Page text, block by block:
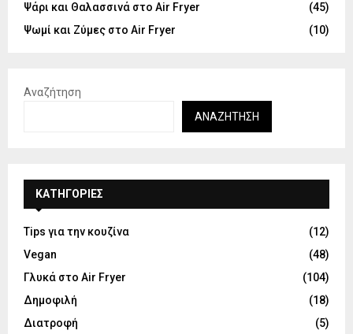
Ψάρι και Θαλασσινά στο Air Fryer
(45)
Ψωμί και Ζύμες στο Air Fryer
(10)
Αναζήτηση
ΑΝΑΖΉΤΗΣΗ
KΑΤΗΓΟΡΊΕΣ
Tips για την κουζίνα
(12)
Vegan
(48)
Γλυκά στο Air Fryer
(104)
Δημοφιλή
(18)
Διατροφή
(5)